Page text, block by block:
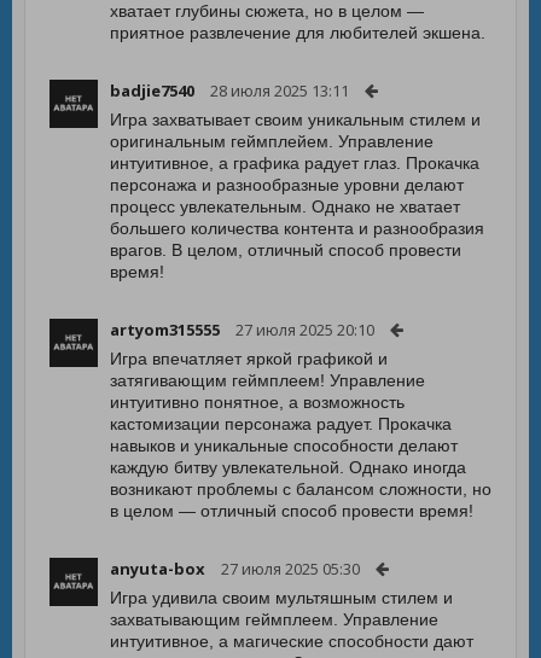
хватает глубины сюжета, но в целом —
приятное развлечение для любителей экшена.
badjie7540 28 июля 2025 13:11
Игра захватывает своим уникальным стилем и
оригинальным геймплейем. Управление
интуитивное, а графика радует глаз. Прокачка
персонажа и разнообразные уровни делают
процесс увлекательным. Однако не хватает
большего количества контента и разнообразия
врагов. В целом, отличный способ провести
время!
artyom315555 27 июля 2025 20:10
Игра впечатляет яркой графикой и
затягивающим геймплеем! Управление
интуитивно понятное, а возможность
кастомизации персонажа радует. Прокачка
навыков и уникальные способности делают
каждую битву увлекательной. Однако иногда
возникают проблемы с балансом сложности, но
в целом — отличный способ провести время!
anyuta-box 27 июля 2025 05:30
Игра удивила своим мультяшным стилем и
захватывающим геймплеем. Управление
интуитивное, а магические способности дают